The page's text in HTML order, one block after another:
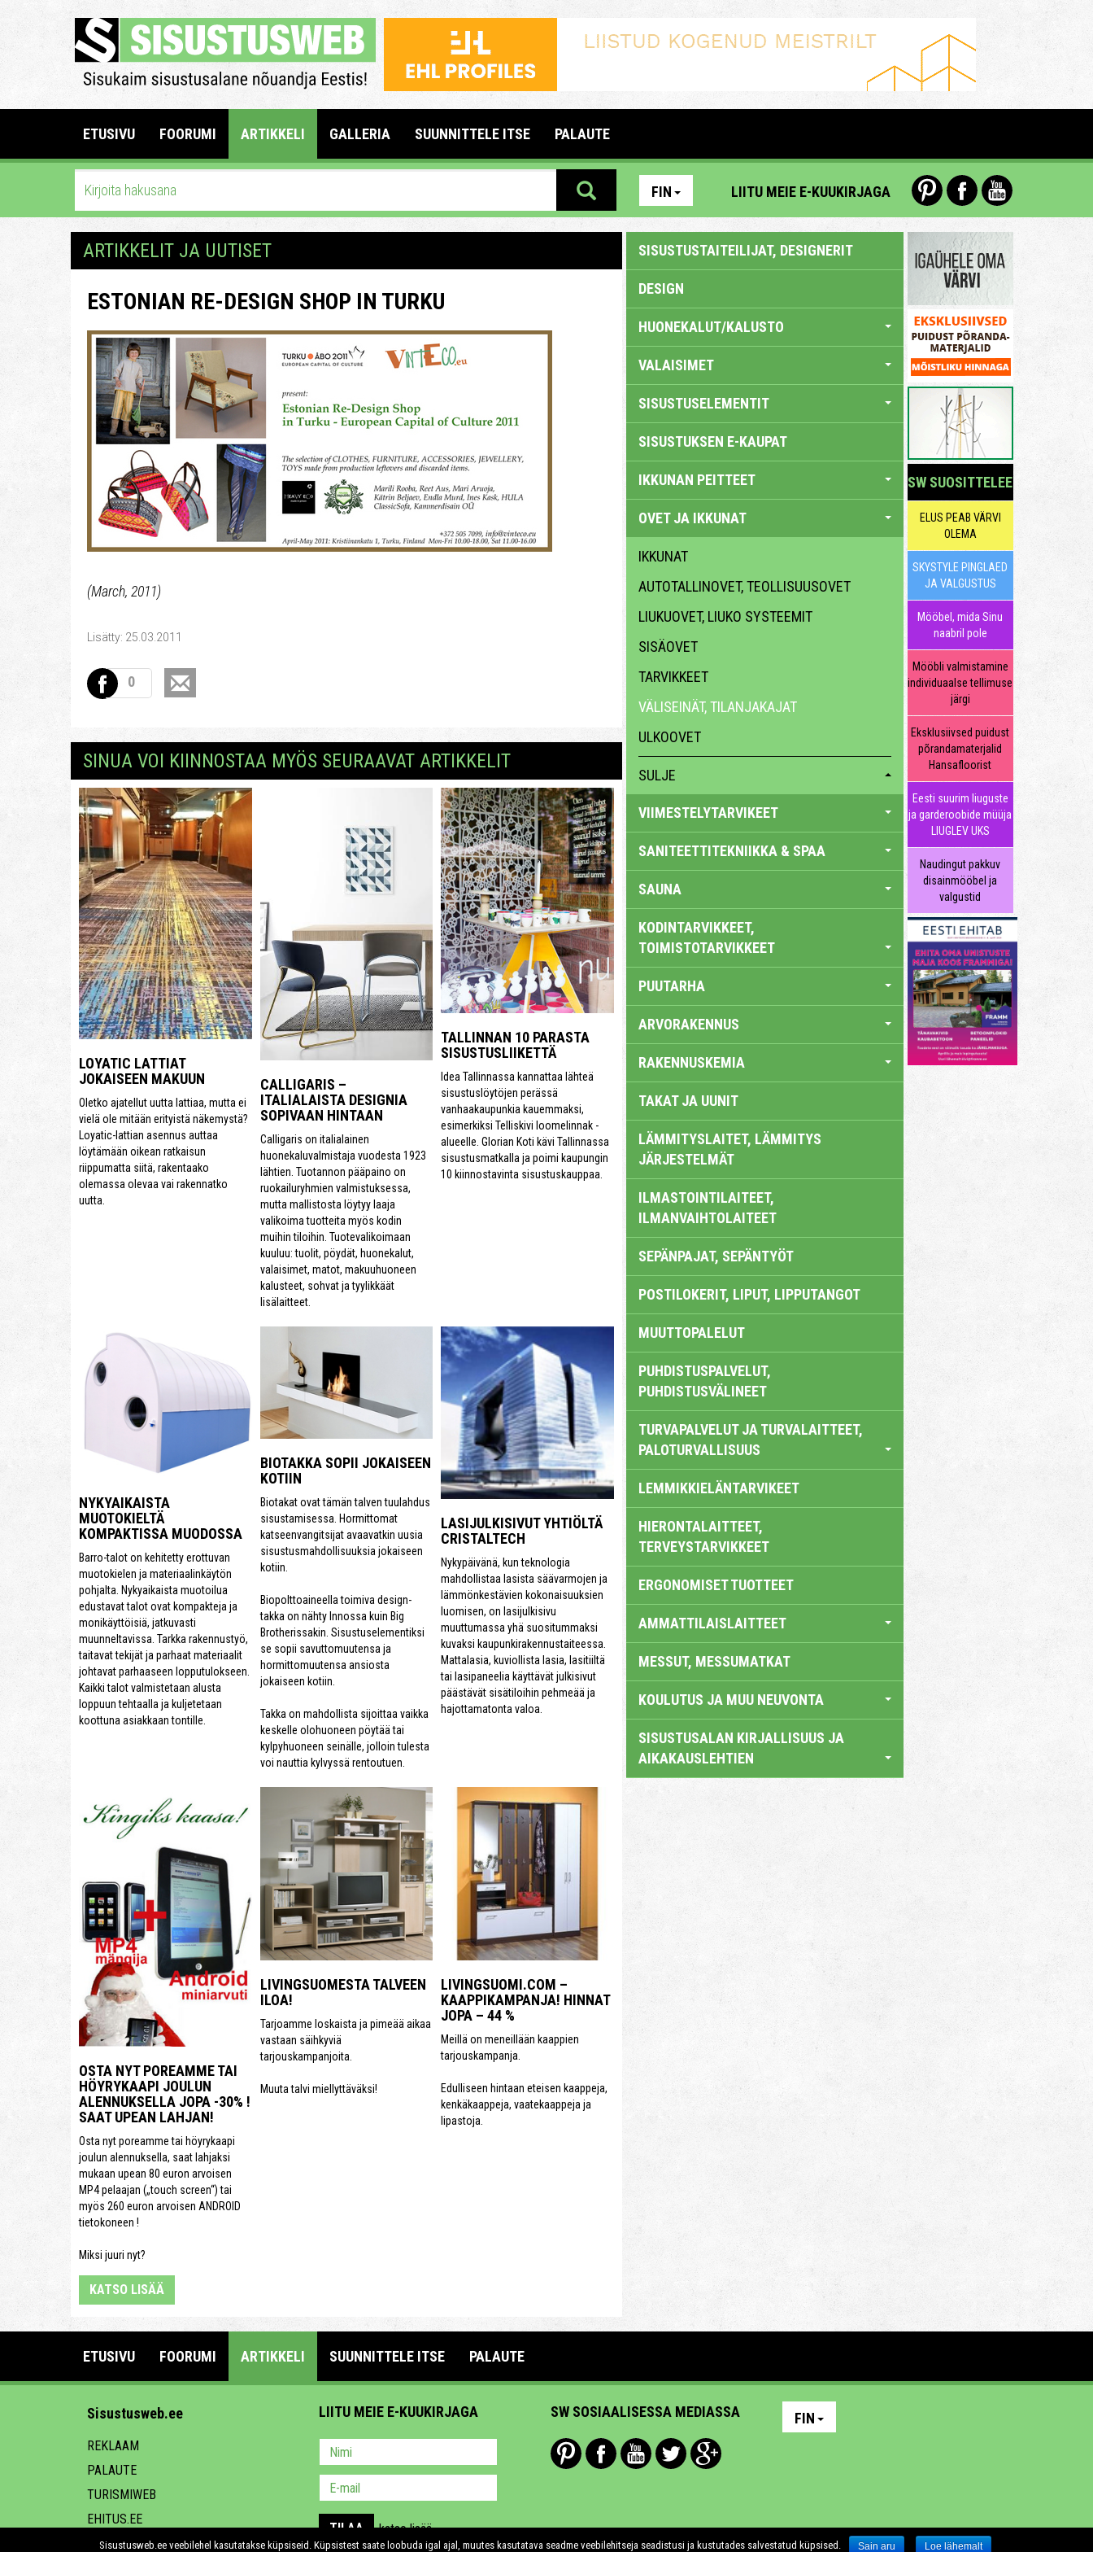
ETUSIVU FOORUMI ARTIKKELI GALLERIA SUUNNITTELE ITSE PALAUTE
FIN LIITU MEIE E-KUUKIRJAGA
ARTIKKELIT JA UUTISET
ESTONIAN RE-DESIGN SHOP IN TURKU
(March, 2011)
Lisätty: 25.03.2011
0
SINUA VOI KIINNOSTAA MYÖS SEURAAVAT ARTIKKELIT
LOYATIC LATTIAT
JOKAISEEN MAKUUN
Oletko ajatellut uutta lattiaa, mutta ei
vielä ole mitään erityistä näkemystä?
Loyatic-lattian asennus auttaa
löytämään oikean ratkaisun
riippumatta siitä, rakentaako
olemassa olevaa vai rakennatko
uutta.
CALLIGARIS –
ITALIALAISTA DESIGNIA
SOPIVAAN HINTAAN
Calligaris on italialainen
huonekaluvalmistaja vuodesta 1923
lähtien. Tuotannon pääpaino on
ruokailuryhmien valmistuksessa,
mutta mallistosta löytyy laaja
valikoima tuotteita myös kodin
muihin tiloihin. Tuotevalikoimaan
kuuluu: tuolit, pöydät, huonekalut,
valaisimet, matot, makuuhuoneen
kalusteet, sohvat ja tyylikkäät
lisälaitteet.
TALLINNAN 10 PARASTA
SISUSTUSLIIKETTÄ
Idea Tallinnassa kannattaa lähteä
sisustuslöytöjen perässä
vanhaakaupunkia kauemmaksi,
esimerkiksi Telliskivi loomelinnak -
alueelle. Glorian Koti kävi Tallinnassa
sisustusmatkalla ja poimi kaupungin
10 kiinnostavinta sisustuskauppaa.
NYKYAIKAISTA
MUOTOKIELTÄ
KOMPAKTISSA MUODOSSA
Barro-talot on kehitetty erottuvan
muotokielen ja materiaalinkäytön
pohjalta. Nykyaikaista muotoilua
edustavat talot ovat kompakteja ja
monikäyttöisiä, jatkuvasti
muunneltavissa. Tarkka rakennustyö,
taitavat tekijät ja parhaat materiaalit
johtavat parhaaseen lopputulokseen.
Kaikki talot valmistetaan alusta
loppuun tehtaalla ja kuljetetaan
koottuna asiakkaan tontille.
BIOTAKKA SOPII JOKAISEEN
KOTIIN
Biotakat ovat tämän talven tuulahdus
sisustamisessa. Hormittomat
katseenvangitsijat avaavatkin uusia
sisustusmahdollisuuksia jokaiseen
kotiin.
Biopolttoaineella toimiva design-
takka on nähty Innossa kuin Big
Brotherissakin. Sisustuselementiksi
se sopii savuttomuutensa ja
hormittomuutensa ansiosta
jokaiseen kotiin.
Takka on mahdollista sijoittaa vaikka
keskelle olohuoneen pöytää tai
kylpyhuoneen seinälle, jolloin tulesta
voi nauttia kylvyssä rentoutuen.
LASIJULKISIVUT YHTIÖLTÄ
CRISTALTECH
Nykypäivänä, kun teknologia
mahdollistaa lasista säävarmojen ja
lämmönkestävien kokonaisuuksien
luomisen, on lasijulkisivu
muuttumassa yhä suositummaksi
kuvaksi kaupunkirakennustaiteessa.
Mattalasia, kuviollista lasia, lasitiiltä
tai lasipaneelia käyttävät julkisivut
päästävät sisätiloihin pehmeää ja
hajottamatonta valoa.
OSTA NYT POREAMME TAI
HÖYRYKAAPI JOULUN
ALENNUKSELLA JOPA -30% !
SAAT UPEAN LAHJAN!
Osta nyt poreamme tai höyrykaapi
joulun alennuksella, saat lahjaksi
mukaan upean 80 euron arvoisen
MP4 pelaajan („touch screen“) tai
myös 260 euron arvoisen ANDROID
tietokoneen !
Miksi juuri nyt?
LIVINGSUOMESTA TALVEEN
ILOA!
Tarjoamme loskaista ja pimeää aikaa
vastaan säihkyviä
tarjouskampanjoita.
Muuta talvi miellyttäväksi!
LIVINGSUOMI.COM –
KAAPPIKAMPANJA! HINNAT
JOPA – 44 %
Meillä on meneillään kaappien
tarjouskampanja.
Edulliseen hintaan eteisen kaappeja,
kenkäkaappeja, vaatekaappeja ja
lipastoja.
KATSO LISÄÄ
SISUSTUSTAITEILIJAT, DESIGNERIT
DESIGN
HUONEKALUT/KALUSTO
VALAISIMET
SISUSTUSELEMENTIT
SISUSTUKSEN E-KAUPAT
IKKUNAN PEITTEET
OVET JA IKKUNAT
IKKUNAT
AUTOTALLINOVET, TEOLLISUUSOVET
LIUKUOVET, LIUKO SYSTEEMIT
SISÄOVET
TARVIKKEET
VÄLISEINÄT, TILANJAKAJAT
ULKOOVET
SULJE
VIIMESTELYTARVIKEET
SANITEETTITEKNIIKKA & SPAA
SAUNA
KODINTARVIKKEET,
TOIMISTOTARVIKKEET
PUUTARHA
ARVORAKENNUS
RAKENNUSKEMIA
TAKAT JA UUNIT
LÄMMITYSLAITET, LÄMMITYS
JÄRJESTELMÄT
ILMASTOINTILAITEET,
ILMANVAIHTOLAITEET
SEPÄNPAJAT, SEPÄNTYÖT
POSTILOKERIT, LIPUT, LIPPUTANGOT
MUUTTOPALELUT
PUHDISTUSPALVELUT,
PUHDISTUSVÄLINEET
TURVAPALVELUT JA TURVALAITTEET,
PALOTURVALLISUUS
LEMMIKKIELÄNTARVIKEET
HIERONTALAITTEET,
TERVEYSTARVIKKEET
ERGONOMISET TUOTTEET
AMMATTILAISLAITTEET
MESSUT, MESSUMATKAT
KOULUTUS JA MUU NEUVONTA
SISUSTUSALAN KIRJALLISUUS JA
AIKAKAUSLEHTIEN
SW SUOSITTELEE
ELUS PEAB VÄRVI
OLEMA
SKYSTYLE PINGLAED
JA VALGUSTUS
Mööbel, mida Sinu
naabril pole
Mööbli valmistamine
individuaalse tellimuse
järgi
Eksklusiivsed puidust
põrandamaterjalid
Hansafloorist
Eesti suurim liuguste
ja garderoobide müüja
LIUGLEV UKS
Naudingut pakkuv
disainmööbel ja
valgustid
ETUSIVU FOORUMI ARTIKKELI SUUNNITTELE ITSE PALAUTE
Sisustusweb.ee
REKLAAM
PALAUTE
TURISMIWEB
EHITUS.EE
LIITU MEIE E-KUUKIRJAGA
TILAA katso lisää
SW SOSIAALISESSA MEDIASSA FIN
Sisustusweb.ee veebilehel kasutatakse küpsiseid. Küpsistest saate loobuda igal ajal, muutes kasutatava seadme veebilehitseja seadistusi ja kustutades salvestatud küpsised. Sain aru Loe lähemalt